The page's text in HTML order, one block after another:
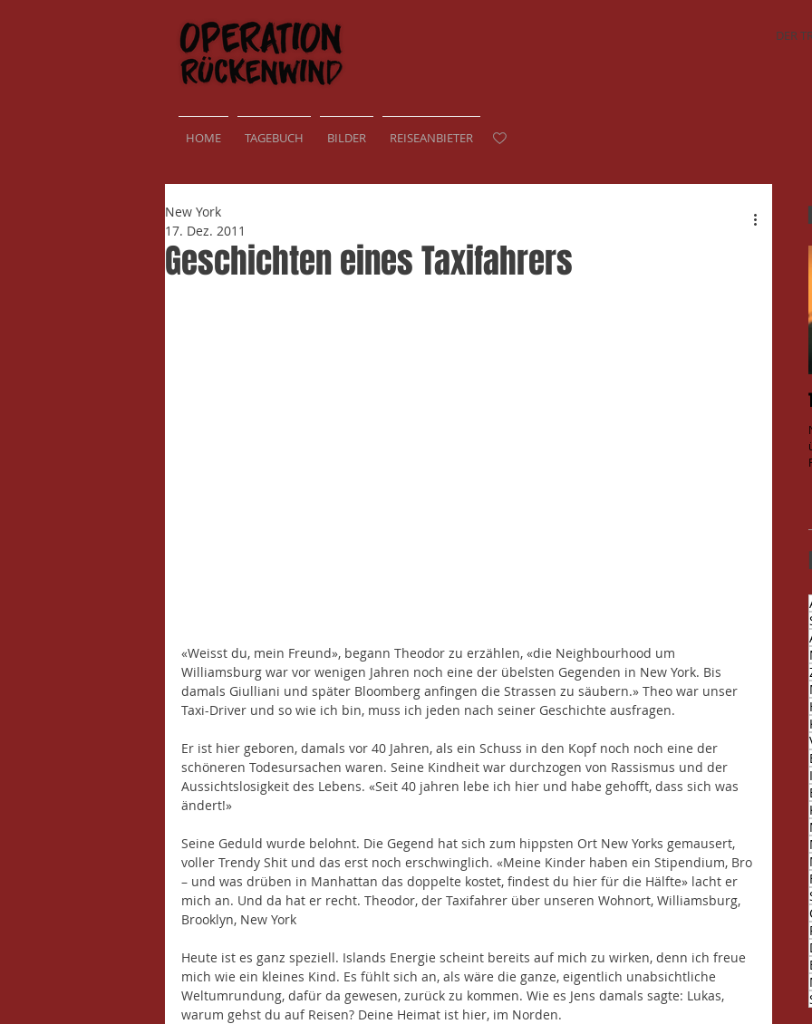
HOME TAGEBUCH BILDER REISEANBIETER
DER
Geschichten eines Taxifahrers
New York
17. Dez. 2011
«Weisst du, mein Freund», begann Theodor zu erzählen, «die Neighbourhood um
Williamsburg war vor wenigen Jahren noch eine der übelsten Gegenden in New York. Bis
damals Giulliani und später Bloomberg anfingen die Strassen zu säubern.» Theo war unser
Taxi-Driver und so wie ich bin, muss ich jeden nach seiner Geschichte ausfragen.
Er ist hier geboren, damals vor 40 Jahren, als ein Schuss in den Kopf noch noch eine der
schöneren Todesursachen waren. Seine Kindheit war durchzogen von Rassismus und der
Aussichtslosigkeit des Lebens. «Seit 40 jahren lebe ich hier und habe gehofft, dass sich was
ändert!»
Seine Geduld wurde belohnt. Die Gegend hat sich zum hippsten Ort New Yorks gemausert,
voller Trendy Shit und das erst noch erschwinglich. «Meine Kinder haben ein Stipendium, Bro
– und was drüben in Manhattan das doppelte kostet, findest du hier für die Hälfte» lacht er
mich an. Und da hat er recht. Theodor, der Taxifahrer über unseren Wohnort, Williamsburg,
Brooklyn, New York
Heute ist es ganz speziell. Islands Energie scheint bereits auf mich zu wirken, denn ich freue
mich wie ein kleines Kind. Es fühlt sich an, als wäre die ganze, eigentlich unabsichtliche
Weltumrundung, dafür da gewesen, zurück zu kommen. Wie es Jens damals sagte: Lukas,
warum gehst du auf Reisen? Deine Heimat ist hier, im Norden.